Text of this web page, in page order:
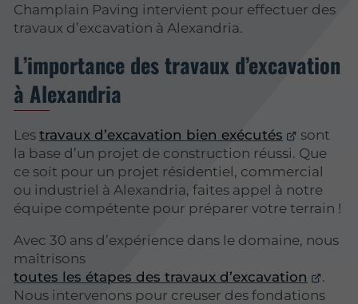
Champlain Paving intervient pour effectuer des
travaux d’excavation à Alexandria.
L’importance des travaux d’excavation
à Alexandria
Les travaux d’excavation bien exécutés
sont
la base d’un projet de construction réussi. Que
ce soit pour un projet résidentiel, commercial
ou industriel à Alexandria, faites appel à notre
équipe compétente pour préparer votre terrain !
Avec 30 ans d’expérience dans le domaine, nous
maîtrisons
toutes les étapes des travaux d’excavation
.
Nous intervenons pour creuser des fondations